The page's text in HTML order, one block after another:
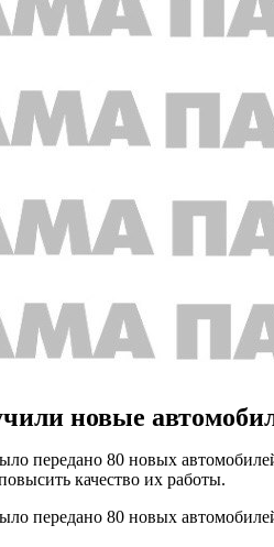
новые
передано 80 новых
качество их работы.
передано 80 новых